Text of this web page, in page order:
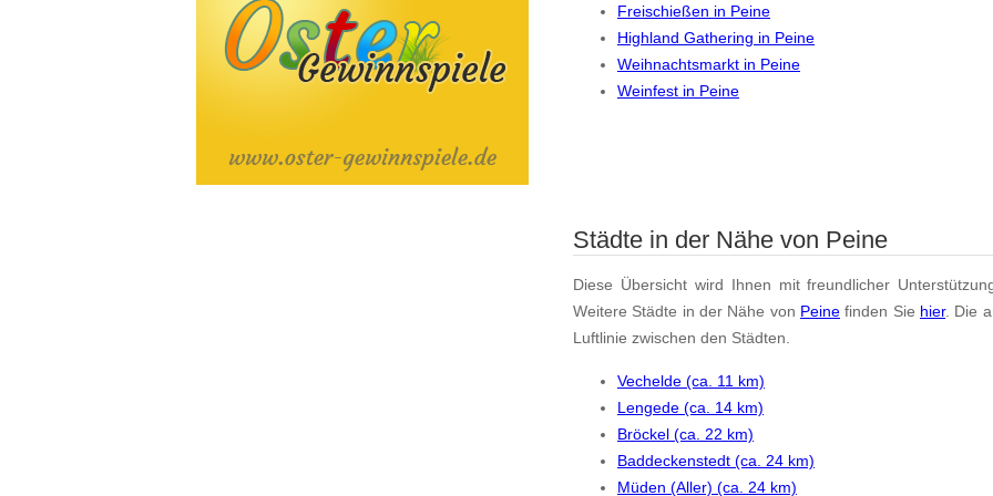
Freischießen in Peine
Highland Gathering in Peine
Weihnachtsmarkt in Peine
Weinfest in Peine
Städte in der Nähe von Peine
Diese Übersicht wird Ihnen mit freundlicher
Weitere Städte in der Nähe von Peine finden Sie hier. Die
Luftlinie zwischen den Städten.
Vechelde (ca. 11 km)
Lengede (ca. 14 km)
Bröckel (ca. 22 km)
Baddeckenstedt (ca. 24 km)
Müden (Aller) (ca. 24 km)